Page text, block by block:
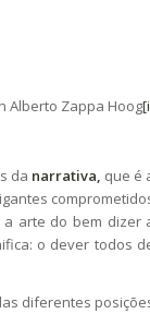
Alberto Zappa Hoog
da narrativa, que é
arte do bem dizer
o dever todos
diferentes